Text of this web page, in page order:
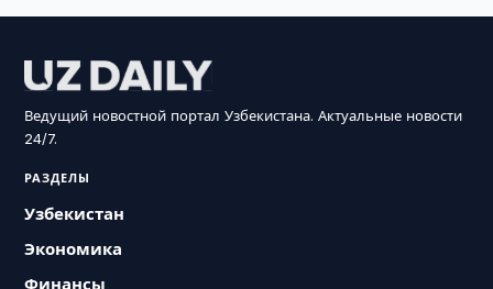
Ведущий новостной портал Узбекистана. Актуальные новости
24/7.
РАЗДЕЛЫ
Узбекистан
Экономика
Финансы